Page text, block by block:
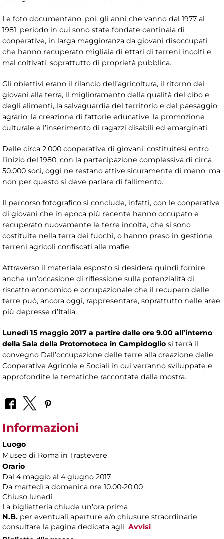
Le foto documentano, poi, gli anni che vanno dal 1977 al
1981, periodo in cui sono state fondate centinaia di
cooperative, in larga maggioranza da giovani disoccupati
che hanno recuperato migliaia di ettari di terreni incolti e
mal coltivati, soprattutto di proprietà pubblica.
Gli obiettivi erano il rilancio dell’agricoltura, il ritorno dei
giovani alla terra, il miglioramento della qualità del cibo e
degli alimenti, la salvaguardia del territorio e del paesaggio
agrario, la creazione di fattorie educative, la promozione
culturale e l’inserimento di ragazzi disabili ed emarginati.
Delle circa 2.000 cooperative di giovani, costituitesi entro
l’inizio del 1980, con la partecipazione complessiva di circa
50.000 soci, oggi ne restano attive sicuramente di meno, ma
non per questo si deve parlare di fallimento.
Il percorso fotografico si conclude, infatti, con le cooperative
di giovani che in epoca più recente hanno occupato e
recuperato nuovamente le terre incolte, che si sono
costituite nella terra dei fuochi, o hanno preso in gestione
terreni agricoli confiscati alle mafie.
Attraverso il materiale esposto si desidera quindi fornire
anche un’occasione di riflessione sulla potenzialità di
riscatto economico e occupazionale che il recupero delle
terre può, ancora oggi, rappresentare, soprattutto nelle aree
più depresse d’Italia.
Lunedì 15 maggio 2017 a partire dalle ore 9.00 all’interno
della Sala della Protomoteca in Campidoglio si terrà il
convegno Dall’occupazione delle terre alla creazione delle
Cooperative Agricole e Sociali in cui verranno sviluppate e
approfondite le tematiche raccontate dalla mostra.
Informazioni
Luogo
Museo di Roma in Trastevere
Orario
Dal 4 maggio al 4 giugno 2017
Da martedì a domenica ore 10.00-20.00
Chiuso lunedì
La biglietteria chiude un'ora prima
N.B. per eventuali aperture e/o chiusure straordinarie
consultare la pagina dedicata agli Avvisi